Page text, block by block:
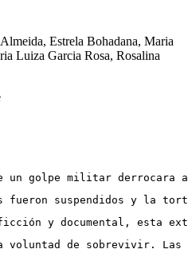
Estrela Bohadana, Maria
Luiza Garcia Rosa, Rosalina
un golpe militar
fueron suspendidos y la
y documental, esta
de sobrevivir. Las